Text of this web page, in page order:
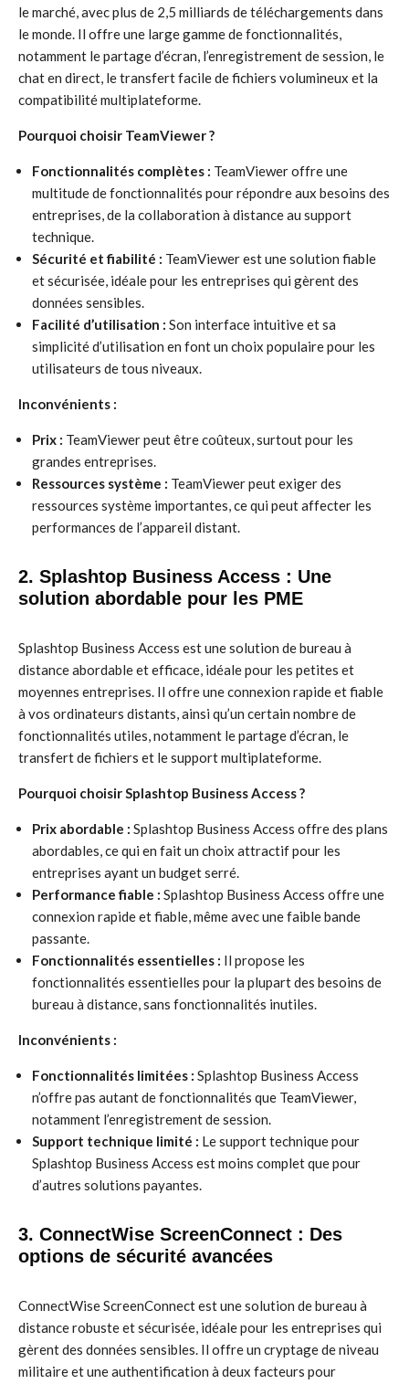
le marché, avec plus de 2,5 milliards de téléchargements dans
le monde. Il offre une large gamme de fonctionnalités,
notamment le partage d’écran, l’enregistrement de session, le
chat en direct, le transfert facile de fichiers volumineux et la
compatibilité multiplateforme.
Pourquoi choisir TeamViewer ?
Fonctionnalités complètes : TeamViewer offre une
multitude de fonctionnalités pour répondre aux besoins des
entreprises, de la collaboration à distance au support
technique.
Sécurité et fiabilité : TeamViewer est une solution fiable
et sécurisée, idéale pour les entreprises qui gèrent des
données sensibles.
Facilité d’utilisation : Son interface intuitive et sa
simplicité d’utilisation en font un choix populaire pour les
utilisateurs de tous niveaux.
Inconvénients :
Prix : TeamViewer peut être coûteux, surtout pour les
grandes entreprises.
Ressources système : TeamViewer peut exiger des
ressources système importantes, ce qui peut affecter les
performances de l’appareil distant.
2. Splashtop Business Access : Une
solution abordable pour les PME
Splashtop Business Access est une solution de bureau à
distance abordable et efficace, idéale pour les petites et
moyennes entreprises. Il offre une connexion rapide et fiable
à vos ordinateurs distants, ainsi qu’un certain nombre de
fonctionnalités utiles, notamment le partage d’écran, le
transfert de fichiers et le support multiplateforme.
Pourquoi choisir Splashtop Business Access ?
Prix abordable : Splashtop Business Access offre des plans
abordables, ce qui en fait un choix attractif pour les
entreprises ayant un budget serré.
Performance fiable : Splashtop Business Access offre une
connexion rapide et fiable, même avec une faible bande
passante.
Fonctionnalités essentielles : Il propose les
fonctionnalités essentielles pour la plupart des besoins de
bureau à distance, sans fonctionnalités inutiles.
Inconvénients :
Fonctionnalités limitées : Splashtop Business Access
n’offre pas autant de fonctionnalités que TeamViewer,
notamment l’enregistrement de session.
Support technique limité : Le support technique pour
Splashtop Business Access est moins complet que pour
d’autres solutions payantes.
3. ConnectWise ScreenConnect : Des
options de sécurité avancées
ConnectWise ScreenConnect est une solution de bureau à
distance robuste et sécurisée, idéale pour les entreprises qui
gèrent des données sensibles. Il offre un cryptage de niveau
militaire et une authentification à deux facteurs pour